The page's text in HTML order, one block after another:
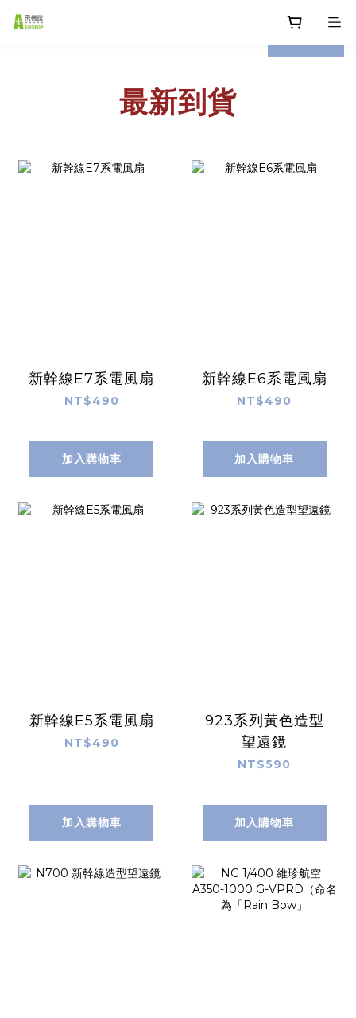
prev next
最新到貨
新幹線E7系電風扇
NT$490
加入購物車
新幹線E6系電風扇
NT$490
加入購物車
新幹線E5系電風扇
NT$490
加入購物車
923系列黃色造型
望遠鏡
NT$590
加入購物車